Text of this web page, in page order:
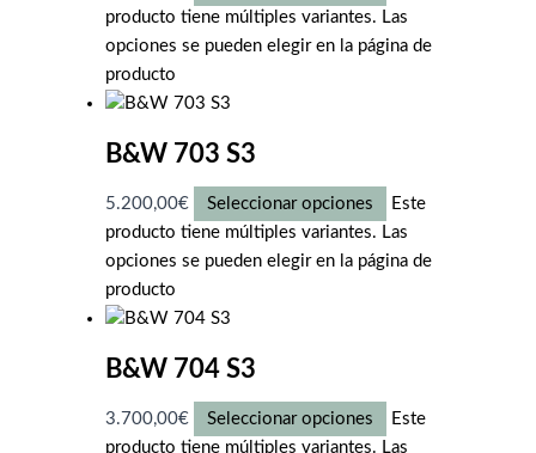
producto tiene múltiples variantes. Las
opciones se pueden elegir en la página de
producto
B&W 703 S3
5.200,00€ Seleccionar opciones
Este
producto tiene múltiples variantes. Las
opciones se pueden elegir en la página de
producto
B&W 704 S3
3.700,00€ Seleccionar opciones
Este
producto tiene múltiples variantes. Las